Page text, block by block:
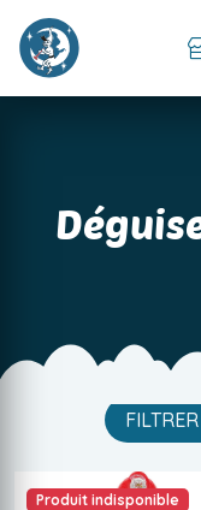
FILTRER
Produit indisponible